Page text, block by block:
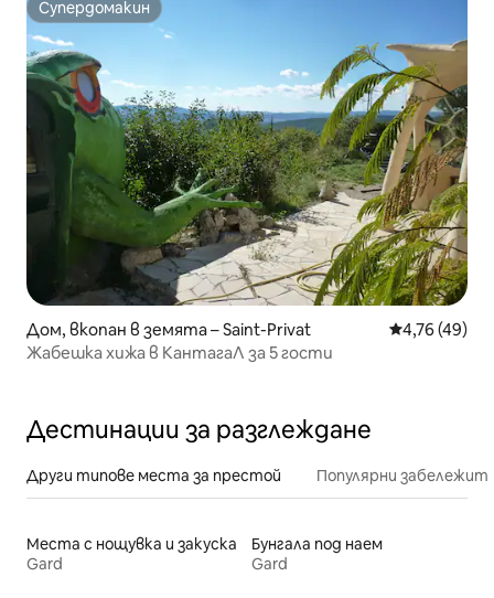
Супердомакин
Супердомакин
Дом, вкопан в земята – Saint-Privat Средна
4,76 (49)
Жабешка хижа в КантагаЛ за 5 гости
Дестинации за разглеждане
Други типове места за престой Популярни
Места с нощувка и закуска
Gard
Бунгала под наем
Gard